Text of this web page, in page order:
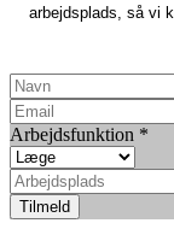
arbejdsplads, så vi
Arbejdsfunktion *
Tilmeld